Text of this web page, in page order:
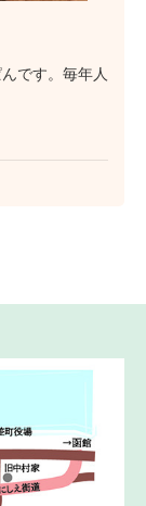
です。毎年人